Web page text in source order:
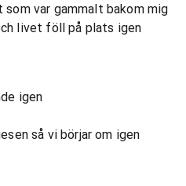
var gammalt bakom mig
livet föll på plats igen
igen
så vi börjar om igen